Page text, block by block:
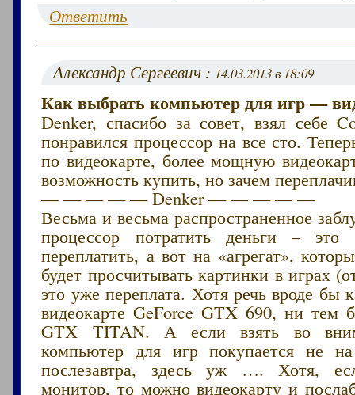
Ответить
Александр Сергеевич : 14.03.2013 в 18:09
Как выбрать компьютер для игр —
Denker, спасибо за совет, взял себе
понравился процессор на все сто.
по видеокарте, более мощную
возможность купить, но зачем
— — — — — Denker — — — — —
Весьма и весьма распространенное
процессор потратить деньги –
переплатить, а вот на «агрегат»,
будет просчитывать картинки в играх
это уже переплата. Хотя речь вроде бы
видеокарте GeForce GTX 690, ни тем
GTX TITAN. А если взять во
компьютер для игр покупается не
послезавтра, здесь уж …. Хотя,
монитор, то можно видеокарту и